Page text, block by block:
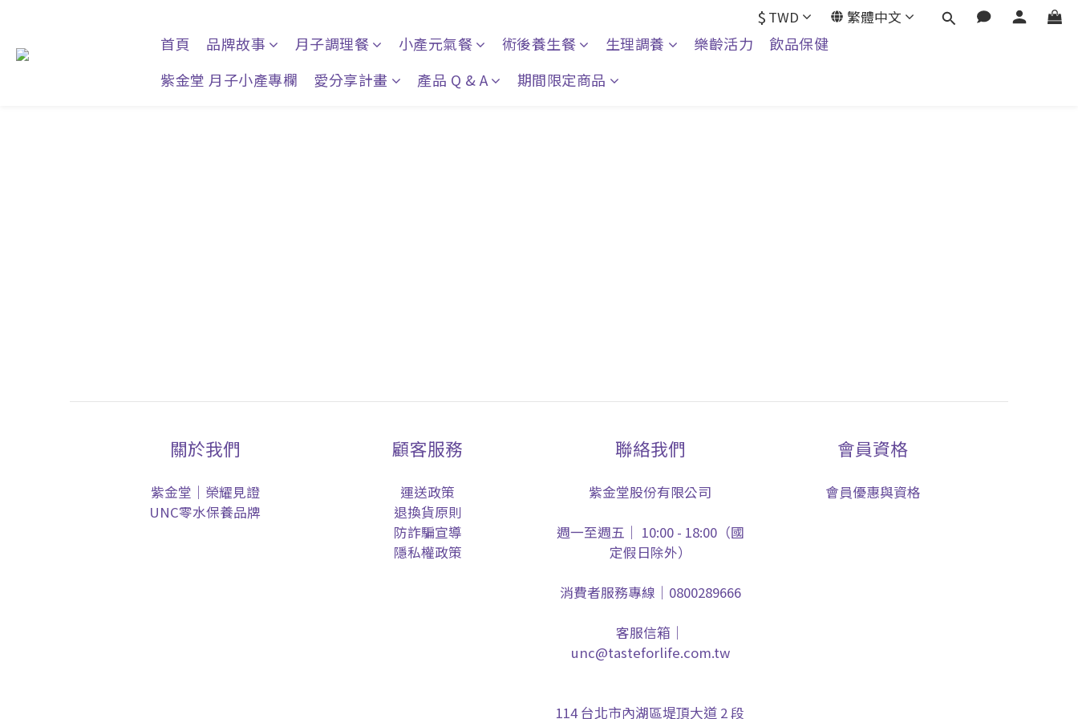
$ TWD 繁體中文
首頁 品牌故事 月子調理餐 小產元氣餐 術後養生餐 生理調養 樂齡活力
飲品保健
紫金堂 月子小產專欄
愛分享計畫 產品 Q & A 期間限定商品
關於我們
紫金堂｜榮耀見證
UNC零水保養品牌
顧客服務
運送政策
退換貨原則
防詐騙宣導
隱私權政策
聯絡我們
紫金堂股份有限公司
週一至週五｜ 10:00 - 18:00（國
定假日除外）
消費者服務專線｜0800289666
客服信箱｜
unc@tasteforlife.com.tw
114 台北市內湖區堤頂大道 2 段
會員資格
會員優惠與資格